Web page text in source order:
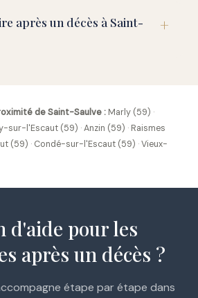
après un décès à Saint-
de Saint-Saulve : Marly (59) ·
sur-l'Escaut (59) ·Anzin (59) · Raismes
(59) · Condé-sur-l'Escaut (59) ·Vieux-
d'aide pour les
après un décès ?
étape par étape dans